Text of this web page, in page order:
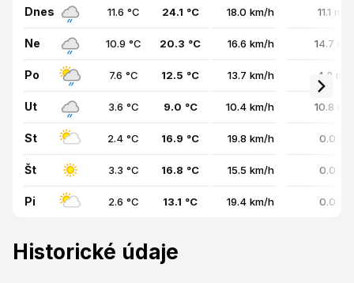
Dnes 11.6 °C 24.1 °C 18.0 km/h 11.1
Ne 10.9 °C 20.3 °C 16.6 km/h 14.7
Po 7.6 °C 12.5 °C 13.7 km/h 4.3
Ut 3.6 °C 9.0 °C 10.4 km/h 10.8
St 2.4 °C 16.9 °C 19.8 km/h 0.0
Št 3.3 °C 16.8 °C 15.5 km/h 0.0
Pi 2.6 °C 13.1 °C 19.4 km/h 0.0
Historické údaje